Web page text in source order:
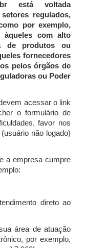
está voltada
regulados,
por exemplo,
àqueles com alto
de produtos ou
fornecedores
pelos órgãos de
ou Poder
acessar o link
o formulário de
favor nos
não logado)
a empresa cumpre
direto ao
área de atuação
por exemplo,